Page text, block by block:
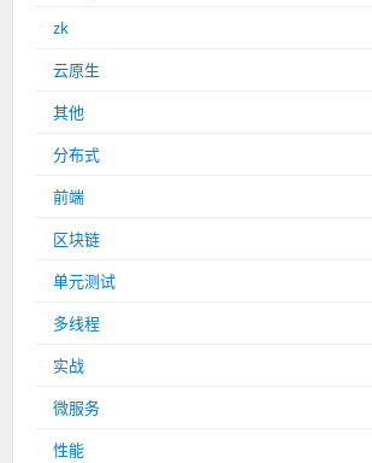
zk
云原生
其他
分布式
前端
区块链
单元测试
多线程
实战
微服务
性能